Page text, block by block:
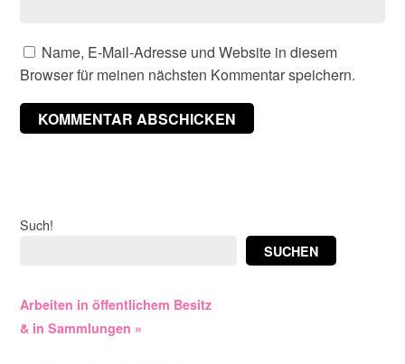
Name, E-Mail-Adresse und Website in diesem
Browser für meinen nächsten Kommentar speichern.
Such!
SUCHEN
Arbeiten in öffentlichem Besitz
& in Sammlungen »